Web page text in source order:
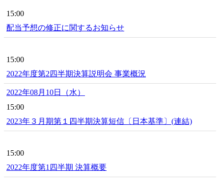
15:00
配当予想の修正に関するお知らせ
15:00
2022年度第2四半期決算説明会 事業概況
2022年08月10日（水）
15:00
2023年３月期第１四半期決算短信〔日本基準〕(連結)
15:00
2022年度第1四半期 決算概要